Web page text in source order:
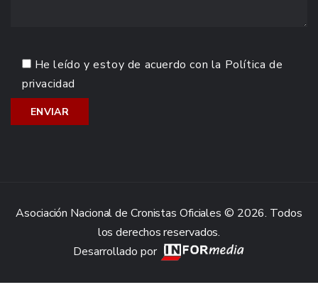
He leído y estoy de acuerdo con la Política de
privacidad
Asociación Nacional de Cronistas Oficiales © 2026. Todos
los derechos reservados.
Desarrollado por